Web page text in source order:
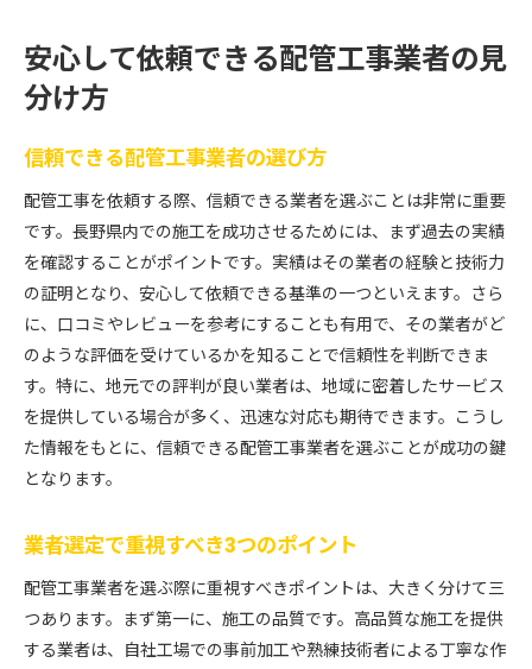
安心して依頼できる配管工事業者の見
分け方
信頼できる配管工事業者の選び方
配管工事を依頼する際、信頼できる業者を選ぶことは非常に重要
です。長野県内での施工を成功させるためには、まず過去の実績
を確認することがポイントです。実績はその業者の経験と技術力
の証明となり、安心して依頼できる基準の一つといえます。さら
に、口コミやレビューを参考にすることも有用で、その業者がど
のような評価を受けているかを知ることで信頼性を判断できま
す。特に、地元での評判が良い業者は、地域に密着したサービス
を提供している場合が多く、迅速な対応も期待できます。こうし
た情報をもとに、信頼できる配管工事業者を選ぶことが成功の鍵
となります。
業者選定で重視すべき3つのポイント
配管工事業者を選ぶ際に重視すべきポイントは、大きく分けて三
つあります。まず第一に、施工の品質です。高品質な施工を提供
する業者は、自社工場での事前加工や熟練技術者による丁寧な作